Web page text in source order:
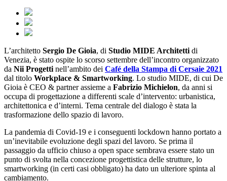
L’architetto Sergio De Gioia, di Studio MIDE Architetti di
Venezia, è stato ospite lo scorso settembre dell’incontro organizzato
da Nii Progetti nell’ambito dei Café della Stampa di Cersaie 2021
dal titolo Workplace & Smartworking. Lo studio MIDE, di cui De
Gioia è CEO & partner assieme a Fabrizio Michielon, da anni si
occupa di progettazione a differenti scale d’intervento: urbanistica,
architettonica e d’interni. Tema centrale del dialogo è stata la
trasformazione dello spazio di lavoro.
La pandemia di Covid-19 e i conseguenti lockdown hanno portato a
un’inevitabile evoluzione degli spazi del lavoro. Se prima il
passaggio da ufficio chiuso a open space sembrava essere stato un
punto di svolta nella concezione progettistica delle strutture, lo
smartworking (in certi casi obbligato) ha dato un ulteriore spinta al
cambiamento.